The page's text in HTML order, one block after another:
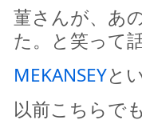
菫さんが、あ
た。と笑って
MEKANSEYと
以前こちらで